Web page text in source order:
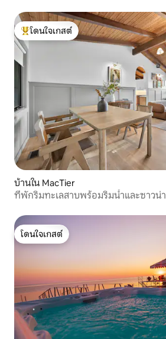
โดนใจเกสต์ที่สุด
โดนใจเกสต์
บ้านใน MacTier
ที่พักริมทะเลสาบพร้อมริมน้ำและซาวน่า
โดนใจเกสต์
โดนใจเกสต์